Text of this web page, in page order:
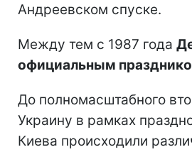
Андреевском спуске.
Между тем с 1987 года
официальным
До полномасштабного
Украину в рамках
Киева происходили